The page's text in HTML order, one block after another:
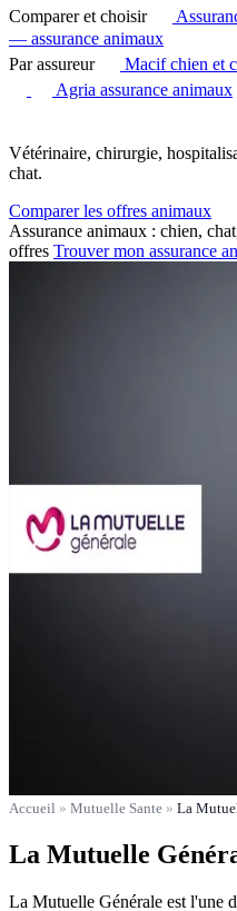
Comparer et choisir
— assurance animaux
Par assureur
Macif chien et
Agria assurance animaux
Vétérinaire, chirurgie,
chat.
Comparer les offres animaux
Assurance animaux : chien,
offres Trouver mon assurance
Accueil » Mutuelle Sante » La
La Mutuelle
La Mutuelle Générale est l'une